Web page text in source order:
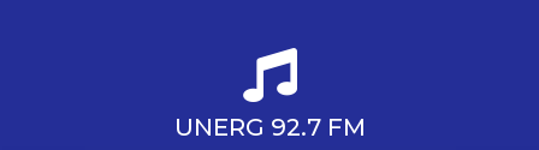
UNERG 92.7 FM